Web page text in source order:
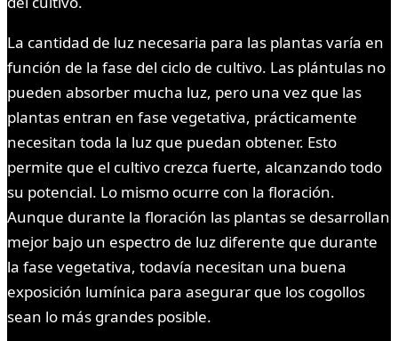
La cantidad de luz necesaria para las plantas varía en
función de la fase del ciclo de cultivo. Las plántulas no
pueden absorber mucha luz, pero una vez que las
plantas entran en fase vegetativa, prácticamente
necesitan toda la luz que puedan obtener. Esto
permite que el cultivo crezca fuerte, alcanzando todo
su potencial. Lo mismo ocurre con la floración.
Aunque durante la floración las plantas se desarrollan
mejor bajo un espectro de luz diferente que durante
la fase vegetativa, todavía necesitan una buena
exposición lumínica para asegurar que los cogollos
sean lo más grandes posible.